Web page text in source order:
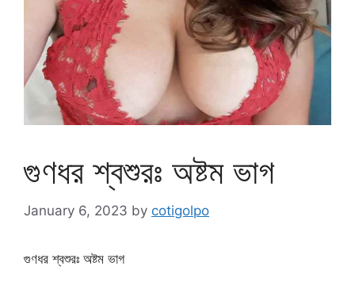
গুণধর শ্বশুরঃ অষ্টম ভাগ
January 6, 2023 by cotigolpo
গুণধর শ্বশুরঃ অষ্টম ভাগ